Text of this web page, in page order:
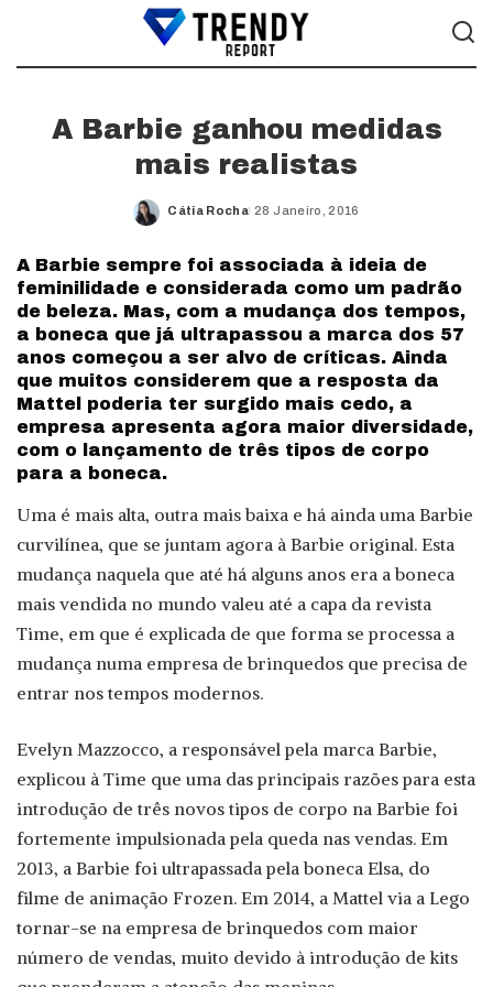
A Barbie ganhou medidas
mais realistas
Posted
Cátia Rocha 28 Janeiro, 2016
A Barbie sempre foi associada à ideia de
feminilidade e considerada como um padrão
de beleza. Mas, com a mudança dos tempos,
a boneca que já ultrapassou a marca dos 57
anos começou a ser alvo de críticas. Ainda
que muitos considerem que a resposta da
Mattel poderia ter surgido mais cedo, a
empresa apresenta agora maior diversidade,
com o lançamento de três tipos de corpo
para a boneca.
Uma é mais alta, outra mais baixa e há ainda uma Barbie
curvilínea, que se juntam agora à Barbie original. Esta
mudança naquela que até há alguns anos era a boneca
mais vendida no mundo valeu até a capa da revista
Time, em que é explicada de que forma se processa a
mudança numa empresa de brinquedos que precisa de
entrar nos tempos modernos.
Evelyn Mazzocco, a responsável pela marca Barbie,
explicou à Time que uma das principais razões para esta
introdução de três novos tipos de corpo na Barbie foi
fortemente impulsionada pela queda nas vendas. Em
2013, a Barbie foi ultrapassada pela boneca Elsa, do
filme de animação Frozen. Em 2014, a Mattel via a Lego
tornar-se na empresa de brinquedos com maior
número de vendas, muito devido à introdução de kits